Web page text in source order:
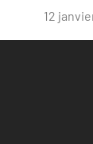
12